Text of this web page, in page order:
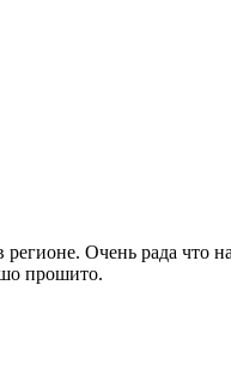
Очень рада что
прошито.